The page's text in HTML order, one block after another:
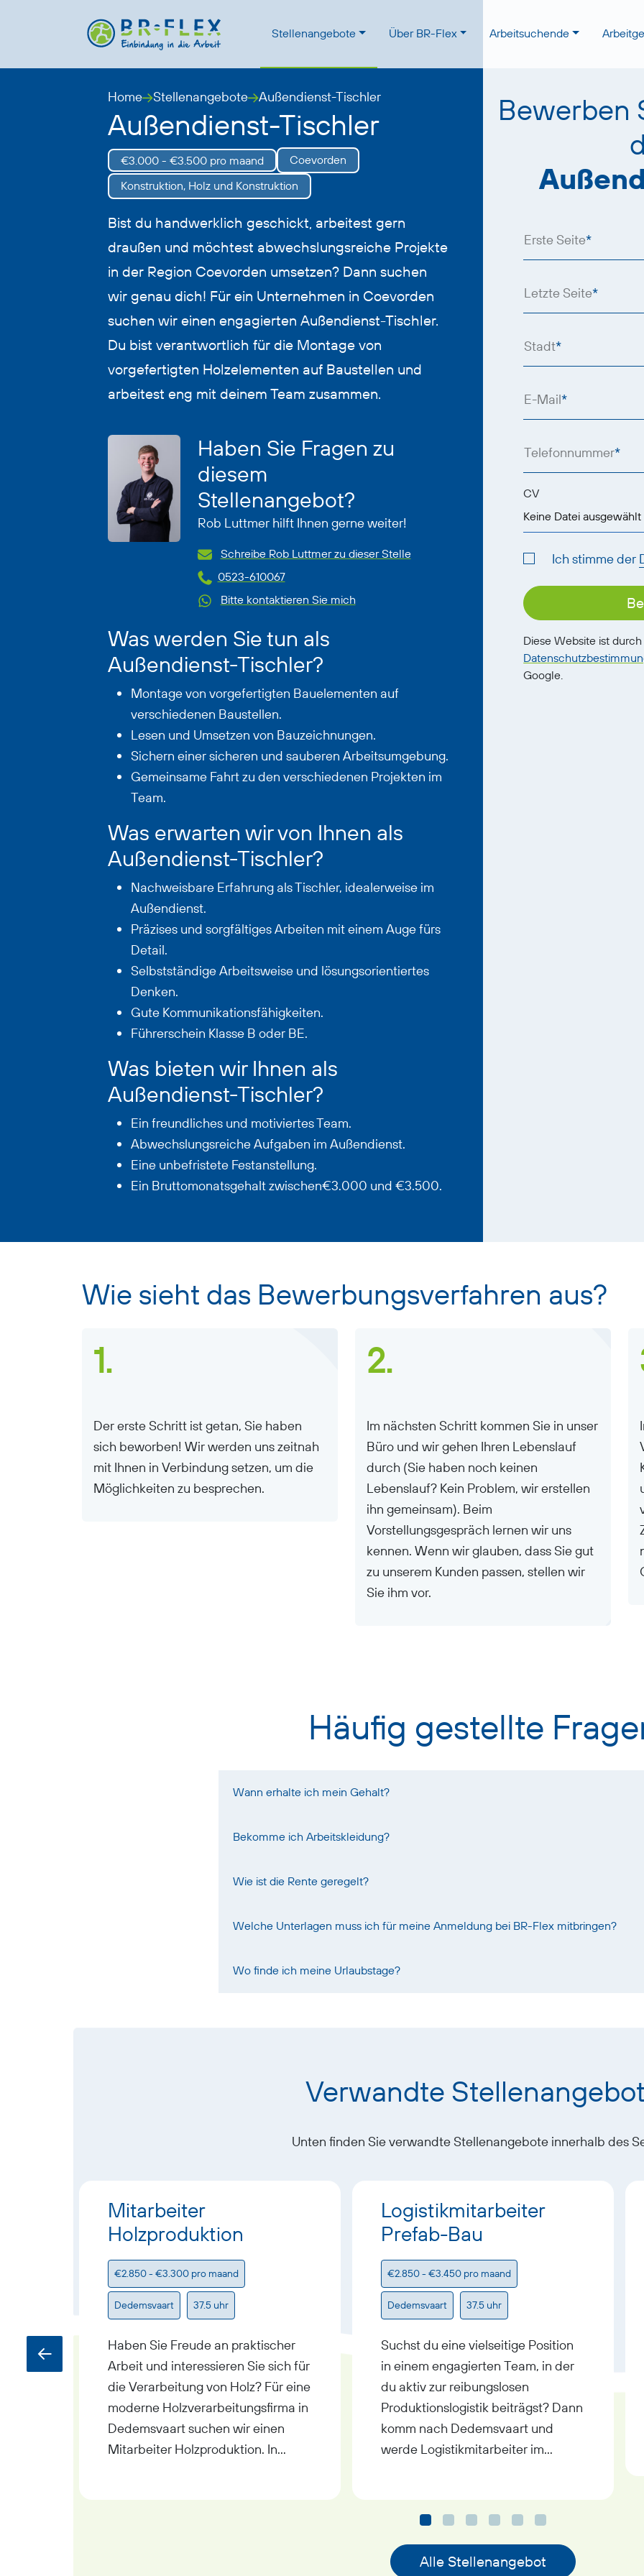
Stellenangebote Über BR-Flex Arbeitsuchende
Home Stellenangebote Außendienst-Tischler
Außendienst-Tischler
€3.000 - €3.500 pro maand
Coevorden
Konstruktion, Holz und Konstruktion
Bist du handwerklich geschickt, arbeitest gern
draußen und möchtest abwechslungsreiche Projekte
in der Region Coevorden umsetzen? Dann suchen
wir genau dich! Für ein Unternehmen in Coevorden
suchen wir einen engagierten Außendienst-Tischler.
Du bist verantwortlich für die Montage von
vorgefertigten Holzelementen auf Baustellen und
arbeitest eng mit deinem Team zusammen.
Haben Sie Fragen zu
diesem
Stellenangebot?
Rob Luttmer hilft Ihnen gerne weiter!
Schreibe Rob Luttmer zu dieser Stelle
0523-610067
Bitte kontaktieren Sie mich
Was werden Sie tun als
Außendienst-Tischler?
Montage von vorgefertigten Bauelementen auf
verschiedenen Baustellen.
Lesen und Umsetzen von Bauzeichnungen.
Sichern einer sicheren und sauberen Arbeitsumgebung.
Gemeinsame Fahrt zu den verschiedenen Projekten im
Team.
Was erwarten wir von Ihnen als
Außendienst-Tischler?
Nachweisbare Erfahrung als Tischler, idealerweise im
Außendienst.
Präzises und sorgfältiges Arbeiten mit einem Auge fürs
Detail.
Selbstständige Arbeitsweise und lösungsorientiertes
Denken.
Gute Kommunikationsfähigkeiten.
Führerschein Klasse B oder BE.
Was bieten wir Ihnen als
Außendienst-Tischler?
Ein freundliches und motiviertes Team.
Abwechslungsreiche Aufgaben im Außendienst.
Eine unbefristete Festanstellung.
Ein Bruttomonatsgehalt zwischen€3.000 und €3.500.
Bewerben
Erste Seite*
Letzte Seite*
Stadt*
E-Mail*
Telefonnummer*
CV
Keine Datei ausgewählt
Ich stimme der
Diese Website ist
Google.
Wie sieht das Bewerbungsverfahren aus?
1.
Der erste Schritt ist getan, Sie haben
sich beworben! Wir werden uns zeitnah
mit Ihnen in Verbindung setzen, um die
Möglichkeiten zu besprechen.
2.
Im nächsten Schritt kommen Sie in unser
Büro und wir gehen Ihren Lebenslauf
durch (Sie haben noch keinen
Lebenslauf? Kein Problem, wir erstellen
ihn gemeinsam). Beim
Vorstellungsgespräch lernen wir uns
kennen. Wenn wir glauben, dass Sie gut
zu unserem Kunden passen, stellen wir
Sie ihm vor.
Häufig gestellte
Wann erhalte ich mein Gehalt?
Bekomme ich Arbeitskleidung?
Wie ist die Rente geregelt?
Welche Unterlagen muss ich für meine Anmeldung bei BR-Flex mitbringen?
Wo finde ich meine Urlaubstage?
Verwandte
Unten finden Sie verwandte Stellenangebote innerhalb des
Logistikmitarbeiter
Prefab-Bau
€2.850 - €3.450 pro maand
Dedemsvaart 37.5 uhr
Suchst du eine vielseitige Position
in einem engagierten Team, in der
du aktiv zur reibungslosen
Produktionslogistik beiträgst? Dann
komm nach Dedemsvaart und
werde Logistikmitarbeiter im
physischem Einsatz verbinden
Mitarbeiter
Holzproduktion
€2.850 - €3.300 pro maand
Dedemsvaart 37.5 uhr
Haben Sie Freude an praktischer
Arbeit und interessieren Sie sich für
die Verarbeitung von Holz? Für eine
moderne Holzverarbeitungsfirma in
Dedemsvaart suchen wir einen
Mitarbeiter Holzproduktion. In
Alle Stellenangebot